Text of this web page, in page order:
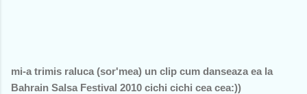
mi-a trimis raluca (sor'mea) un clip cum danseaza ea la
Bahrain Salsa Festival 2010 cichi cichi cea cea:))